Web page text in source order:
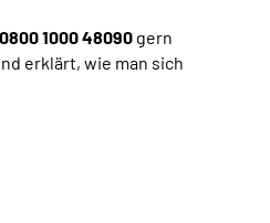
1000 48090 gern
erklärt, wie man sich